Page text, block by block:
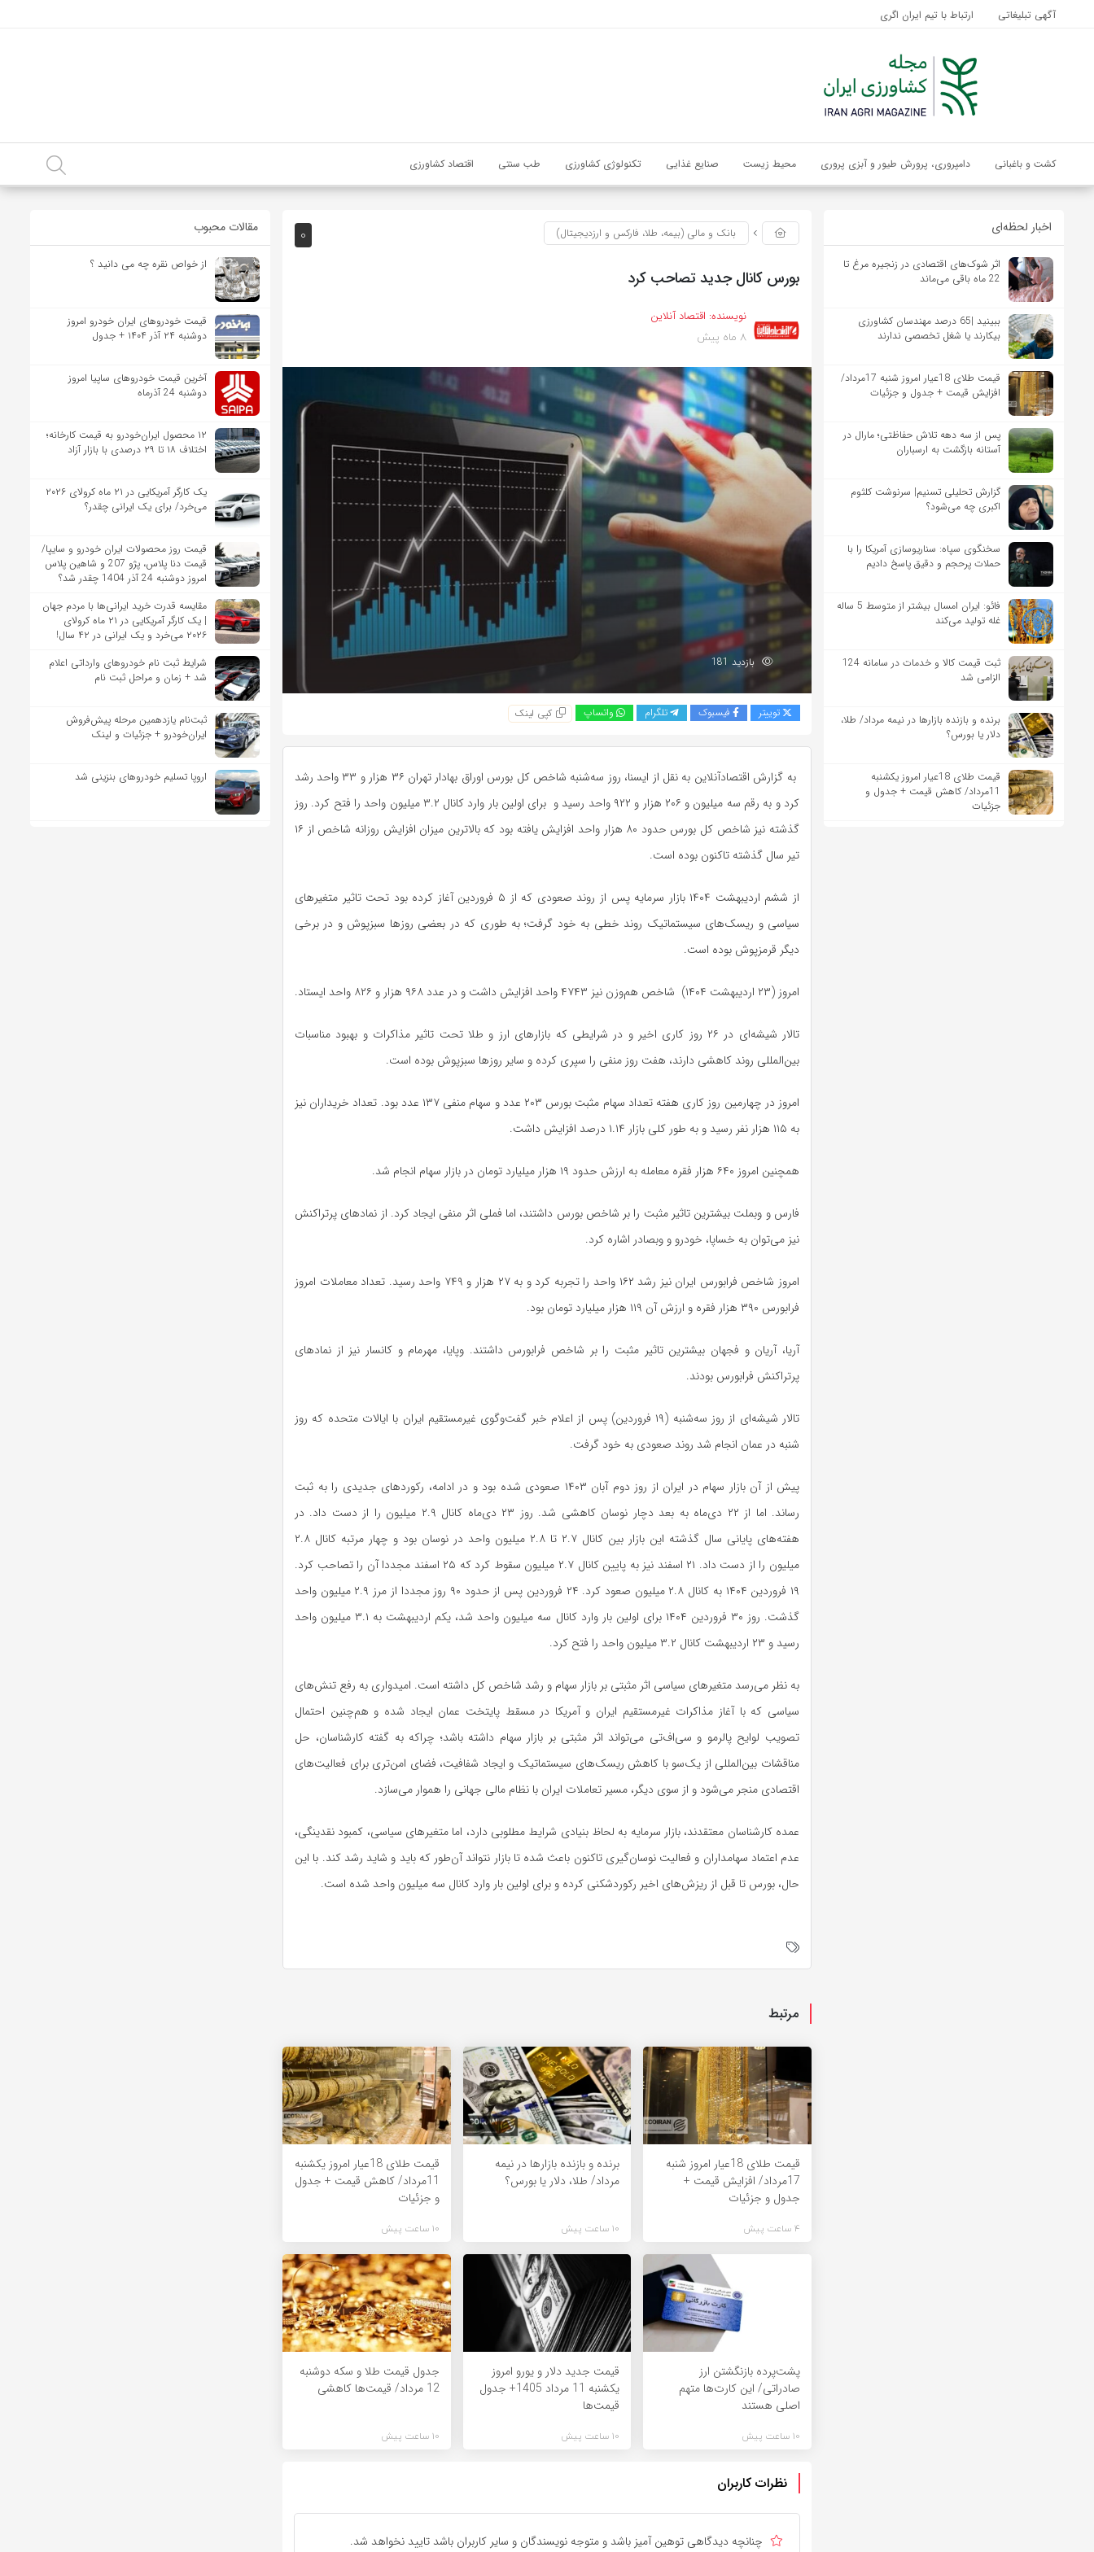
آگهی تبلیغاتی ارتباط با تیم ایران اگری
کشت و باغبانی دامپروری، پرورش طیور و آبزی پروری محیط زیست صنایع غذایی تکنولوژی کشاورزی طب سنتی اقتصاد کشاورزی
اخبار لحظه‌ای
اثر شوک‌های اقتصادی در زنجیره مرغ تا
22 ماه باقی می‌ماند
ببینید |65 درصد مهندسان کشاورزی
بیکارند یا شغل تخصصی ندارند
قیمت طلای 18عیار امروز شنبه 17مرداد/
افزایش قیمت + جدول و جزئیات
پس از سه دهه تلاش حفاظتی؛ مارال در
آستانه بازگشت به ارسباران
گزارش تحلیلی تسنیم| سرنوشت کلثوم
اکبری چه می‌شود؟
سخنگوی سپاه: سناریوسازی آمریکا را با
حملات پرحجم‌‌ و دقیق‌ پاسخ دادیم
فائو: ایران امسال بیشتر از متوسط 5 ساله
غله تولید می‌کند
ثبت قیمت کالا و خدمات در سامانه 124
الزامی شد
برنده‌ و بازنده بازارها در نیمه مرداد/ طلا،
دلار یا بورس؟
قیمت طلای 18عیار امروز یکشنبه
11مرداد/ کاهش قیمت + جدول و
جزئیات
0 بانک و مالی (بیمه، طلا، فارکس و ارزدیجیتال)
بورس کانال جدید تصاحب کرد
نویسنده: اقتصاد آنلاین
8 ماه پیش
بازدید 181
توییتر فیسبوک تلگرام واتساپ کپی لینک
به گزارش اقتصادآنلاین به نقل از ایسنا، روز سه‌شنبه شاخص کل بورس اوراق بهادار تهران ۳۶ هزار و ۳۳ واحد رشد
کرد و به رقم سه میلیون و ۲۰۶ هزار و ۹۲۲ واحد رسید و برای اولین بار وارد کانال ۳.۲ میلیون واحد را فتح کرد. روز
گذشته نیز شاخص کل بورس حدود ۸۰ هزار واحد افزایش یافته بود که بالاترین میزان افزایش روزانه شاخص از ۱۶
تیر سال گذشته تاکنون بوده است.
از ششم اردیبهشت ۱۴۰۴ بازار سرمایه پس از روند صعودی که از ۵ فروردین آغاز کرده بود تحت تاثیر متغیرهای
سیاسی و ریسک‌های سیستماتیک روند خطی به خود گرفت؛ به طوری که در بعضی روزها سبزپوش و در برخی
دیگر قرمزپوش بوده است.
امروز (۲۳ اردیبهشت ۱۴۰۴) شاخص هم‌وزن نیز ۴۷۴۳ واحد افزایش داشت و در عدد ۹۶۸ هزار و ۸۲۶ واحد ایستاد.
تالار شیشه‌ای در ۲۶ روز کاری اخیر و در شرایطی که بازارهای ارز و طلا تحت تاثیر مذاکرات و بهبود مناسبات
بین‌المللی روند کاهشی دارند، هفت روز منفی را سپری کرده و سایر روزها سبزپوش بوده است.
امروز در چهارمین روز کاری هفته تعداد سهام مثبت بورس ۲۰۳ عدد و سهام منفی ۱۳۷ عدد بود. تعداد خریداران نیز
به ۱۱۵ هزار نفر رسید و به طور کلی بازار ۱.۱۴ درصد افزایش داشت.
همچنین امروز ۶۴۰ هزار فقره معامله به ارزش حدود ۱۹ هزار میلیارد تومان در بازار سهام انجام شد.
فارس و وبملت بیشترین تاثیر مثبت را بر شاخص بورس داشتند، اما فملی اثر منفی ایجاد کرد. از نمادهای پرتراکنش
نیز می‌توان به خساپا، خودرو و وبصادر اشاره کرد.
امروز شاخص فرابورس ایران نیز رشد ۱۶۲ واحد را تجربه کرد و به ۲۷ هزار و ۷۴۹ واحد رسید. تعداد معاملات امروز
فرابورس ۳۹۰ هزار فقره و ارزش آن ۱۱۹ هزار میلیارد تومان بود.
آریا، آریان و فجهان بیشترین تاثیر مثبت را بر شاخص فرابورس داشتند. وپایا، مهرمام و کانسار نیز از نمادهای
پرتراکنش فرابورس بودند.
تالار شیشه‌ای از روز سه‌شنبه (۱۹ فروردین) پس از اعلام خبر گفت‌وگوی غیرمستقیم ایران با ایالات متحده که روز
شنبه در عمان انجام شد روند صعودی به خود گرفت.
پیش از آن بازار سهام در ایران از روز دوم آبان ۱۴۰۳ صعودی شده بود و در ادامه، رکوردهای جدیدی را به ثبت
رساند. اما از ۲۲ دی‌ماه به بعد دچار نوسان کاهشی شد. روز ۲۳ دی‌ماه کانال ۲.۹ میلیون را از دست داد. در
هفته‌های پایانی سال گذشته این بازار بین کانال ۲.۷ تا ۲.۸ میلیون واحد در نوسان بود و چهار مرتبه کانال ۲.۸
میلیون را از دست داد. ۲۱ اسفند نیز به پایین کانال ۲.۷ میلیون سقوط کرد که ۲۵ اسفند مجددا آن را تصاحب کرد.
۱۹ فروردین ۱۴۰۴ به کانال ۲.۸ میلیون صعود کرد. ۲۴ فروردین پس از حدود ۹۰ روز مجددا از مرز ۲.۹ میلیون واحد
گذشت. روز ۳۰ فروردین ۱۴۰۴ برای اولین بار وارد کانال سه میلیون واحد شد، یکم اردیبهشت به ۳.۱ میلیون واحد
رسید و ۲۳ اردیبهشت کانال ۳.۲ میلیون واحد را فتح کرد.
به نظر می‌رسد متغیرهای سیاسی اثر مثبتی بر بازار سهام و رشد شاخص کل داشته است. امیدواری به رفع تنش‌های
سیاسی که با آغاز مذاکرات غیرمستقیم ایران و آمریکا در مسقط پایتخت عمان ایجاد شده و هم‌چنین احتمال
تصویب لوایح پالرمو و سی‌اف‌تی می‌تواند اثر مثبتی بر بازار سهام داشته باشد؛ چراکه به گفته کارشناسان، حل
مناقشات بین‌المللی از یک‌سو با کاهش ریسک‌های سیستماتیک و ایجاد شفافیت، فضای امن‌تری برای فعالیت‌های
اقتصادی منجر می‌شود و از سوی دیگر، مسیر تعاملات ایران با نظام مالی جهانی را هموار می‌سازد.
عمده کارشناسان معتقدند، بازار سرمایه به لحاظ بنیادی شرایط مطلوبی دارد، اما متغیرهای سیاسی، کمبود نقدینگی،
عدم اعتماد سهامداران و فعالیت نوسان‌گیری تاکنون باعث شده تا بازار نتواند آن‌طور که باید و شاید رشد کند. با این
حال، بورس تا قبل از ریزش‌های اخیر رکوردشکنی کرده و برای اولین بار وارد کانال سه میلیون واحد شده است.
مرتبط
قیمت طلای 18عیار امروز شنبه
17مرداد/ افزایش قیمت +
جدول و جزئیات
4 ساعت پیش
برنده‌ و بازنده بازارها در نیمه
مرداد/ طلا، دلار یا بورس؟
10 ساعت پیش
قیمت طلای 18عیار امروز یکشنبه
11مرداد/ کاهش قیمت + جدول
و جزئیات
10 ساعت پیش
پشت‌پرده بازنگشتن ارز
صادراتی/ این کارت‌ها متهم
اصلی هستند
10 ساعت پیش
قیمت جدید دلار و یورو امروز
یکشنبه 11 مرداد 1405+ جدول
قیمت‌ها
10 ساعت پیش
جدول قیمت طلا و سکه دوشنبه
12 مرداد/ قیمت‌ها کاهشی
10 ساعت پیش
نظرات کاربران
چنانچه دیدگاهی توهین آمیز باشد و متوجه نویسندگان و سایر کاربران باشد تایید نخواهد شد.
مقالات محبوب
از خواص نقره چه می دانید ؟
قیمت خودرو‌های ایران خودرو امروز
دوشنبه ۲۴ آذر ۱۴۰۴ + جدول
آخرین قیمت خودروهای ساپیا امروز
دوشنبه 24 آذرماه
۱۲ محصول ایران‌خودرو به قیمت کارخانه؛
اختلاف ۱۸ تا ۲۹ درصدی با بازار آزاد
یک کارگر آمریکایی در ۲۱ ماه کرولای ۲۰۲۶
می‌خرد/ برای یک ایرانی چقدر؟
قیمت روز محصولات ایران خودرو و سایپا/
قیمت دنا پلاس، پژو 207 و شاهین پلاس
امروز دوشنبه 24 آذر 1404 چقدر شد؟
مقایسه قدرت خرید ایرانی‌ها با مردم جهان
| یک کارگر آمریکایی در ۲۱ ماه کرولای
۲۰۲۶ می‌خرد و یک ایرانی در ۴۲ سال!
شرایط ثبت نام خودروهای وارداتی اعلام
شد + زمان و مراحل ثبت نام
ثبت‌نام یازدهمین مرحله پیش‌فروش
ایران‌خودرو + جزئیات و لینک
اروپا تسلیم خودروهای بنزینی شد